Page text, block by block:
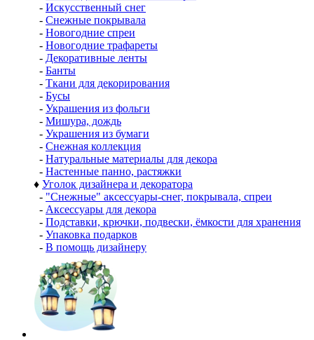
- Искусственный снег
- Снежные покрывала
- Новогодние спреи
- Новогодние трафареты
- Декоративные ленты
- Банты
- Ткани для декорирования
- Бусы
- Украшения из фольги
- Мишура, дождь
- Украшения из бумаги
- Снежная коллекция
- Натуральные материалы для декора
- Настенные панно, растяжки
♦ Уголок дизайнера и декоратора
- "Снежные" аксессуары-снег, покрывала, спреи
- Аксессуары для декора
- Подставки, крючки, подвески, ёмкости для хранения
- Упаковка подарков
- В помощь дизайнеру